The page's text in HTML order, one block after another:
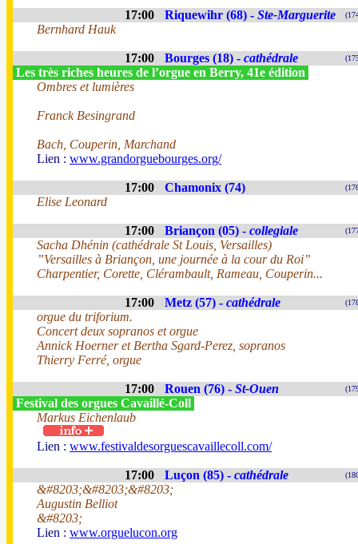
17:00 Riquewihr (68) - Ste-Marguerite
Bernhard Hauk
17:00 Bourges (18) - cathédrale
Les très riches heures de l’orgue en Berry, 41e édition
Ombres et lumières
Franck Besingrand
Bach, Couperin, Marchand
Lien : www.grandorguebourges.org/
17:00 Chamonix (74)
Elise Leonard
17:00 Briançon (05) - collegiale
Sacha Dhénin (cathédrale St Louis, Versailles)
”Versailles à Briançon, une journée à la cour du Roi”
Charpentier, Corette, Clérambault, Rameau, Couperin...
17:00 Metz (57) - cathédrale
orgue du triforium.
Concert deux sopranos et orgue
Annick Hoerner et Bertha Sgard-Perez, sopranos
Thierry Ferré, orgue
17:00 Rouen (76) - St-Ouen
Festival des orgues Cavaillé-Coll
Markus Eichenlaub
Lien : www.festivaldesorguescavaillecoll.com/
17:00 Luçon (85) - cathédrale
&#8203;&#8203;&#8203;
Augustin Belliot
&#8203;
Lien : www.orguelucon.org